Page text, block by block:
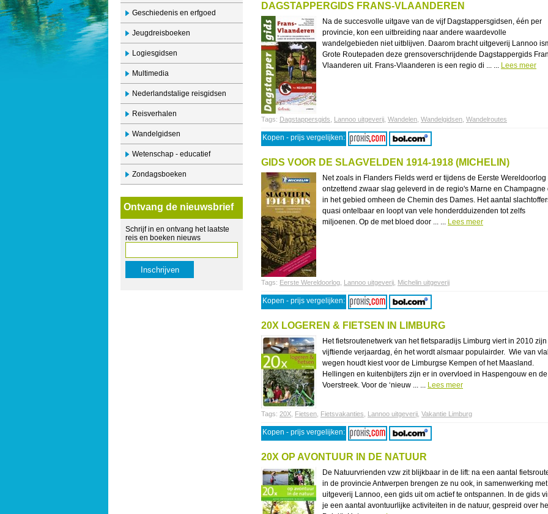
Geschiedenis en erfgoed
Jeugdreisboeken
Logiesgidsen
Multimedia
Nederlandstalige reisgidsen
Reisverhalen
Wandelgidsen
Wetenschap - educatief
Zondagsboeken
Ontvang de nieuwsbrief
Schrijf in en ontvang het laatste
reis en boeken nieuws
DAGSTAPPERGIDS FRANS-VLAANDEREN
Na de succesvolle uitgave van de vijf Dagstappersgidsen, één per
provincie, kon een uitbreiding naar andere waardevolle
wandelgebieden niet uitblijven. Daarom bracht uitgeverij Lannoo
Grote Routepaden deze grensoverschrijdende Dagstappergids
Vlaanderen uit. Frans-Vlaanderen is een regio di ... ... Lees meer
Tags: Dagstappersgids Lannoo uitgeverij Wandelen Wandelgidsen Wandelroutes
Kopen - prijs vergelijken:
GIDS VOOR DE SLAGVELDEN 1914-1918 (MICHELIN)
Net zoals in Flanders Fields werd er tijdens de Eerste Wereldoorlog
ontzettend zwaar slag geleverd in de regio's Marne en Champagne
in het gebied omheen de Chemin des Dames. Het aantal
quasi ontelbaar en loopt van vele honderdduizenden tot zelfs
miljoenen. Op de met bloed door ... ... Lees meer
Tags: Eerste Wereldoorlog Lannoo uitgeverij Michelin uitgeverij
Kopen - prijs vergelijken:
20X LOGEREN & FIETSEN IN LIMBURG
Het fietsroutenetwerk van het fietsparadijs Limburg viert in 2010 zijn
vijftiende verjaardag, én het wordt alsmaar populairder. Wie van
wegen houdt kiest voor de Limburgse Kempen of het Maasland.
Hellingen en kuitenbijters zijn er in overvloed in Haspengouw en de
Voerstreek. Voor de ‘nieuw ... ... Lees meer
Tags: 20X Fietsen Fietsvakanties Lannoo uitgeverij Vakantie Limburg
Kopen - prijs vergelijken:
20X OP AVONTUUR IN DE NATUUR
De Natuurvrienden vzw zit blijkbaar in de lift: na een aantal
in de provincie Antwerpen brengen ze nu ook, in samenwerking met
uitgeverij Lannoo, een gids uit om actief te ontspannen. In de gids
je een aantal avontuurlijke activiteiten in de natuur, gespreid over